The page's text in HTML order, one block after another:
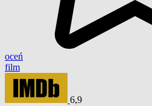
oceń
film
6,9